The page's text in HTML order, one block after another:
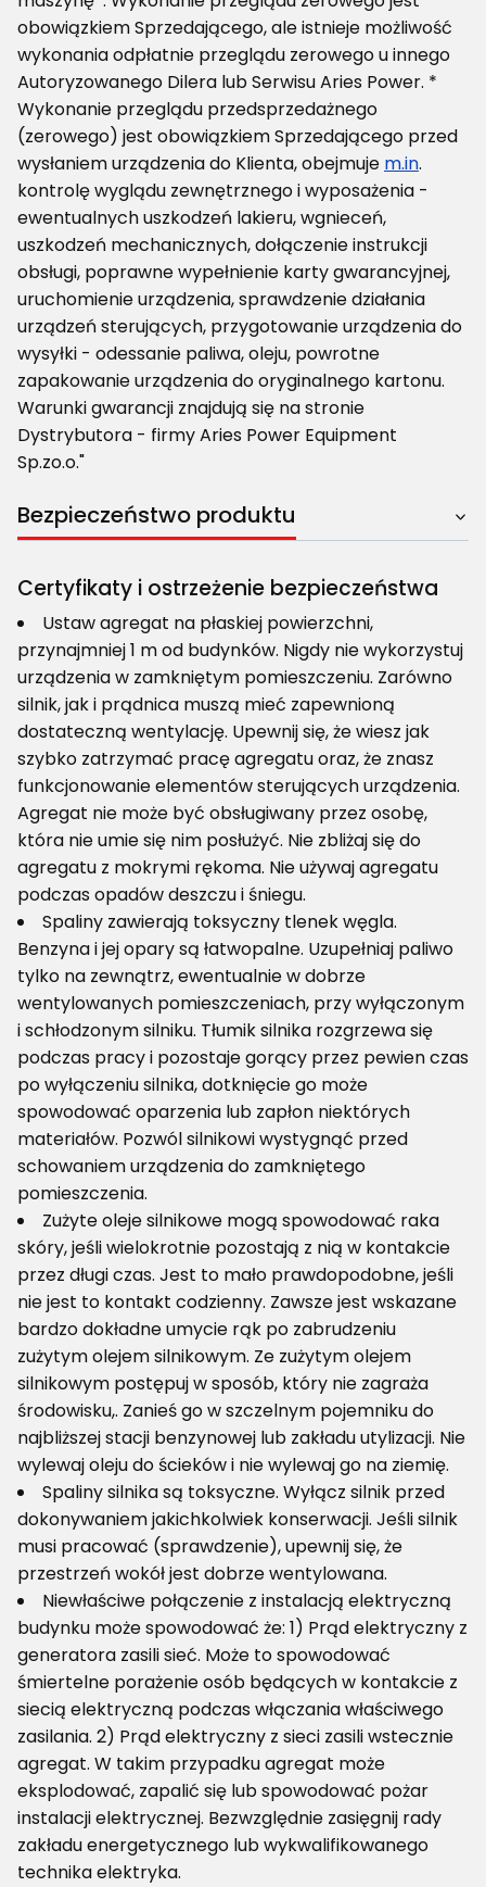
obowiązkiem Sprzedającego, ale istnieje możliwość
wykonania odpłatnie przeglądu zerowego u innego
Autoryzowanego Dilera lub Serwisu Aries Power. *
Wykonanie przeglądu przedsprzedażnego
(zerowego) jest obowiązkiem Sprzedającego przed
wysłaniem urządzenia do Klienta, obejmuje m.in.
kontrolę wyglądu zewnętrznego i wyposażenia -
ewentualnych uszkodzeń lakieru, wgnieceń,
uszkodzeń mechanicznych, dołączenie instrukcji
obsługi, poprawne wypełnienie karty gwarancyjnej,
uruchomienie urządzenia, sprawdzenie działania
urządzeń sterujących, przygotowanie urządzenia do
wysyłki - odessanie paliwa, oleju, powrotne
zapakowanie urządzenia do oryginalnego kartonu.
Warunki gwarancji znajdują się na stronie
Dystrybutora - firmy Aries Power Equipment
Sp.zo.o."
Bezpieczeństwo produktu
Certyfikaty i ostrzeżenie bezpieczeństwa
Ustaw agregat na płaskiej powierzchni,
przynajmniej 1 m od budynków. Nigdy nie wykorzystuj
urządzenia w zamkniętym pomieszczeniu. Zarówno
silnik, jak i prądnica muszą mieć zapewnioną
dostateczną wentylację. Upewnij się, że wiesz jak
szybko zatrzymać pracę agregatu oraz, że znasz
funkcjonowanie elementów sterujących urządzenia.
Agregat nie może być obsługiwany przez osobę,
która nie umie się nim posłużyć. Nie zbliżaj się do
agregatu z mokrymi rękoma. Nie używaj agregatu
podczas opadów deszczu i śniegu.
Spaliny zawierają toksyczny tlenek węgla.
Benzyna i jej opary są łatwopalne. Uzupełniaj paliwo
tylko na zewnątrz, ewentualnie w dobrze
wentylowanych pomieszczeniach, przy wyłączonym
i schłodzonym silniku. Tłumik silnika rozgrzewa się
podczas pracy i pozostaje gorący przez pewien czas
po wyłączeniu silnika, dotknięcie go może
spowodować oparzenia lub zapłon niektórych
materiałów. Pozwól silnikowi wystygnąć przed
schowaniem urządzenia do zamkniętego
pomieszczenia.
Zużyte oleje silnikowe mogą spowodować raka
skóry, jeśli wielokrotnie pozostają z nią w kontakcie
przez długi czas. Jest to mało prawdopodobne, jeśli
nie jest to kontakt codzienny. Zawsze jest wskazane
bardzo dokładne umycie rąk po zabrudzeniu
zużytym olejem silnikowym. Ze zużytym olejem
silnikowym postępuj w sposób, który nie zagraża
środowisku,. Zanieś go w szczelnym pojemniku do
najbliższej stacji benzynowej lub zakładu utylizacji. Nie
wylewaj oleju do ścieków i nie wylewaj go na ziemię.
Spaliny silnika są toksyczne. Wyłącz silnik przed
dokonywaniem jakichkolwiek konserwacji. Jeśli silnik
musi pracować (sprawdzenie), upewnij się, że
przestrzeń wokół jest dobrze wentylowana.
Niewłaściwe połączenie z instalacją elektryczną
budynku może spowodować że: 1) Prąd elektryczny z
generatora zasili sieć. Może to spowodować
śmiertelne porażenie osób będących w kontakcie z
siecią elektryczną podczas włączania właściwego
zasilania. 2) Prąd elektryczny z sieci zasili wstecznie
agregat. W takim przypadku agregat może
eksplodować, zapalić się lub spowodować pożar
instalacji elektrycznej. Bezwzględnie zasięgnij rady
zakładu energetycznego lub wykwalifikowanego
technika elektryka.